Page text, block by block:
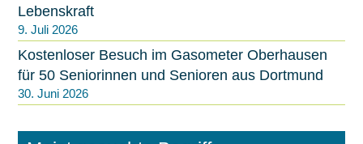
Lebenskraft
9. Juli 2026
Kostenloser Besuch im Gasometer Oberhausen
für 50 Seniorinnen und Senioren aus Dortmund
30. Juni 2026